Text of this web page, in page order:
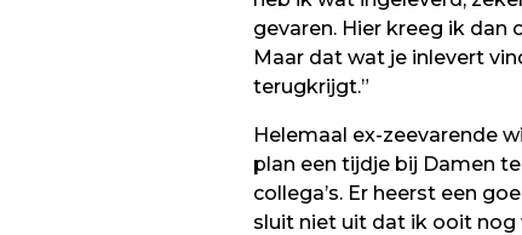
gevaren. Hier kreeg ik dan
Maar dat wat je inlevert
terugkrijgt.”
Helemaal ex-zeevarende
plan een tijdje bij Damen
collega’s. Er heerst een
sluit niet uit dat ik ooit nog